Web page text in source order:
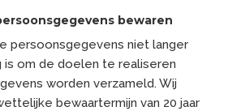
bewaren
persoonsgegevens niet langer
is om de doelen te realiseren
worden verzameld. Wij
bewaartermijn van 20 jaar